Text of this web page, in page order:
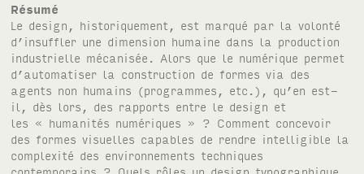
Résumé
Le design, historiquement, est marqué par la volonté
d’insuffler une dimension humaine dans la production
industrielle mécanisée. Alors que le numérique permet
d’automatiser la construction de formes via des
agents non humains (programmes, etc.), qu’en est-
il, dès lors, des rapports entre le design et
les « humanités numériques » ? Comment concevoir
des formes visuelles capables de rendre intelligible la
complexité des environnements techniques